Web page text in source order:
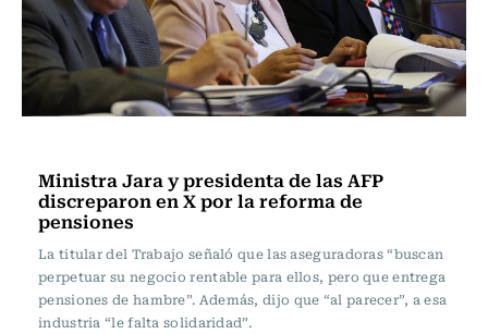
Ministra Jara y presidenta de las AFP
discreparon en X por la reforma de
pensiones
La titular del Trabajo señaló que las aseguradoras “buscan
perpetuar su negocio rentable para ellos, pero que entrega
pensiones de hambre”. Además, dijo que “al parecer”, a esa
industria “le falta solidaridad”.